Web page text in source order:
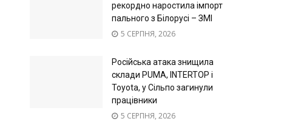
рекордно наростила імпорт
пального з Білорусі – ЗМІ
5 СЕРПНЯ, 2026
Російська атака знищила
склади PUMA, INTERTOP і
Toyota, у Сільпо загинули
працівники
5 СЕРПНЯ, 2026